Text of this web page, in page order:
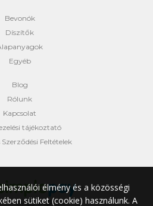
élmény és a közösségi
sütiket (cookie) használunk. A
Bevonók
Díszítők
Egyéb
Blog
Rólunk
Kapcsolat
tájékoztató
Feltételek